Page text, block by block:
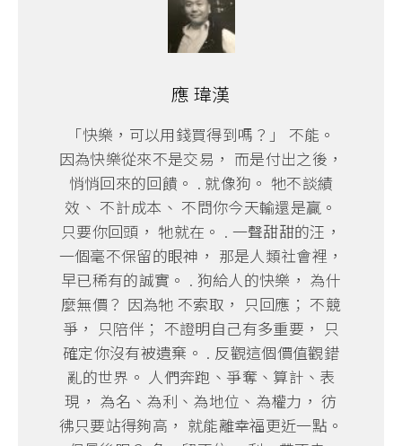
應 瑋漢
「快樂，可以用錢買得到嗎？」 不能。
因為快樂從來不是交易， 而是付出之後，
悄悄回來的回饋。 . 就像狗。 牠不談績
效、 不計成本、 不問你今天輸還是贏。
只要你回頭， 牠就在。 . 一聲甜甜的汪，
一個毫不保留的眼神， 那是人類社會裡，
早已稀有的誠實。 . 狗給人的快樂， 為什
麼無價？ 因為牠 不索取， 只回應； 不競
爭， 只陪伴； 不證明自己有多重要， 只
確定你沒有被遺棄。 . 反觀這個價值觀錯
亂的世界。 人們奔跑、爭奪、算計、表
現， 為名、為利、為地位、為權力， 彷
彿只要站得夠高， 就能離幸福更近一點。